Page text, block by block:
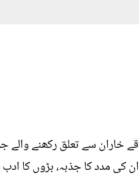
خاران سے تعلق رکھنے
کی مدد کا جذبہ، بڑوں کا